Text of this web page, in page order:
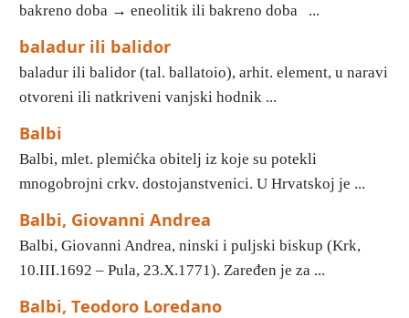
bakreno doba → eneolitik ili bakreno doba ...
baladur ili balidor
baladur ili balidor (tal. ballatoio), arhit. element, u naravi
otvoreni ili natkriveni vanjski hodnik ...
Balbi
Balbi, mlet. plemićka obitelj iz koje su potekli
mnogobrojni crkv. dostojanstvenici. U Hrvatskoj je ...
Balbi, Giovanni Andrea
Balbi, Giovanni Andrea, ninski i puljski biskup (Krk,
10.III.1692 – Pula, 23.X.1771). Zaređen je za ...
Balbi, Teodoro Loredano